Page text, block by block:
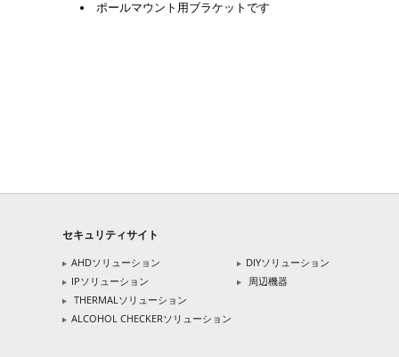
ポールマウント用ブラケットです
セキュリティサイト
AHDソリューション
IPソリューション
THERMALソリューション
ALCOHOL CHECKERソリューション
DIYソリューション
周辺機器